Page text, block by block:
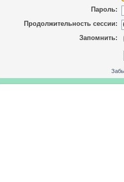
Пароль:
Продолжительность сессии:
Запомнить: